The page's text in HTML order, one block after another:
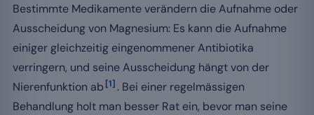
Bestimmte Medikamente verändern die Aufnahme oder
Ausscheidung von Magnesium: Es kann die Aufnahme
einiger gleichzeitig eingenommener Antibiotika
verringern, und seine Ausscheidung hängt von der
Nierenfunktion ab [1] . Bei einer regelmässigen
Behandlung holt man besser Rat ein, bevor man seine